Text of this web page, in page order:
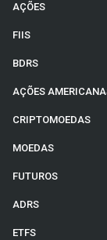
AÇÕES
FIIS
BDRS
AÇÕES
CRIPTOMOEDAS
MOEDAS
FUTUROS
ADRS
ETFS